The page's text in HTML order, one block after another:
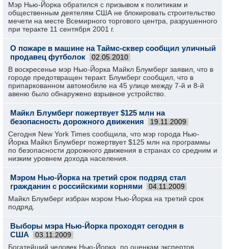
Мэр Нью-Йорка обратился с призывом к политикам и
общественным деятелям США не блокировать строительство
мечети на месте Всемирного торгового центра, разрушенного
при теракте 11 сентября 2001 г.
О пожаре в машине на Таймс-сквер сообщил уличный
продавец футболок
02.05.2010
В воскресенье мэр Нью-Йорка Майкл Блумберг заявил, что в
городе предотвращен теракт. Блумберг сообщил, что в
припаркованном автомобиле на 45 улице между 7-й и 8-й
авеню было обнаружено взрывное устройство.
Майкл Блумберг пожертвует $125 млн на
безопасность дорожного движения
19.11.2009
Сегодня New York Times сообщила, что мэр города Нью-
Йорка Майкл Блумберг пожертвует $125 млн на программы
по безопасности дорожного движения в странах со средним и
низким уровнем дохода населения.
Мэром Нью-Йорка на третий срок подряд стал
гражданин с российскими корнями
04.11.2009
Майкл Блумберг избран мэром Нью-Йорка на третий срок
подряд.
Выборы мэра Нью-Йорка проходят сегодня в
США
03.11.2009
Богатейший человек Нью-Йорка, по оценкам экспертов